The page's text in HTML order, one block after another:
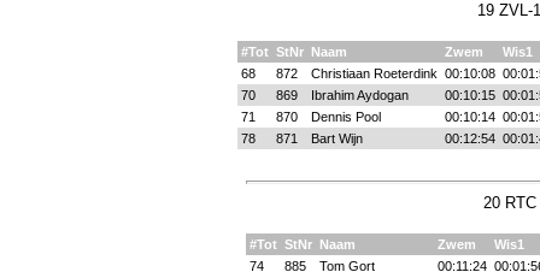
19 ZVL-
#Tot StNr Naam Zwem
Wis1
68
872 Christiaan Roeterdink 00:10:08
70
869 Ibrahim Aydogan 00:10:15
71
870 Dennis Pool 00:10:14
78
871 Bart Wijn 00:12:54
20
#Tot StNr Naam Zwem
Wis1
74
885 Tom Gort 00:11:24